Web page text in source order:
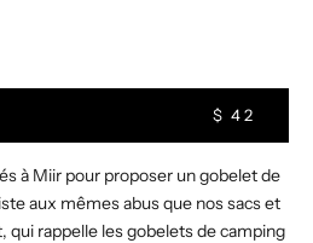
$ 42
à Miir pour proposer un gobelet de
aux mêmes abus que nos sacs et
qui rappelle les gobelets de camping